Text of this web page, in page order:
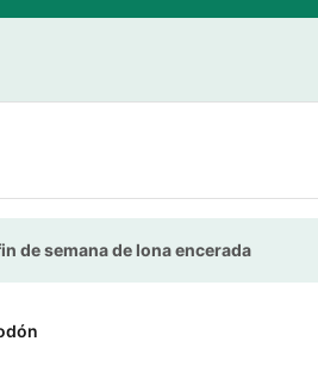
de semana de lona encerada